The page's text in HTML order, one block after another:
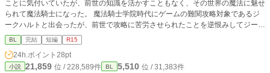
ことに気付いていたが、前世の知識を活かすこともなく、その世界の魔法に魅せ
られて魔法騎士になった。 魔法騎士学院時代にゲームの難関攻略対象であるジ
ークハルトと出会ったが、前世で攻略に苦労させられたことを逆恨みしてジーク
ハルトを一方的にライバル視していたが一度も勝てないまま、お互い別の騎士団
に配属になり数年が過ぎた。 そして突然ジークハルトがルーカスの騎士団に移
動してきたことから、「せめてジークハルトの不愛想な表情を崩してみたい！乙
女ゲームのときみたいにオレがジークハルトをたぶらかしてやる！」と頭が悪す
BL 完結 短編 R15
24h.ポイント 28pt
小説 21,859 位 / 228,589件 BL 5,510 位 / 31,383件